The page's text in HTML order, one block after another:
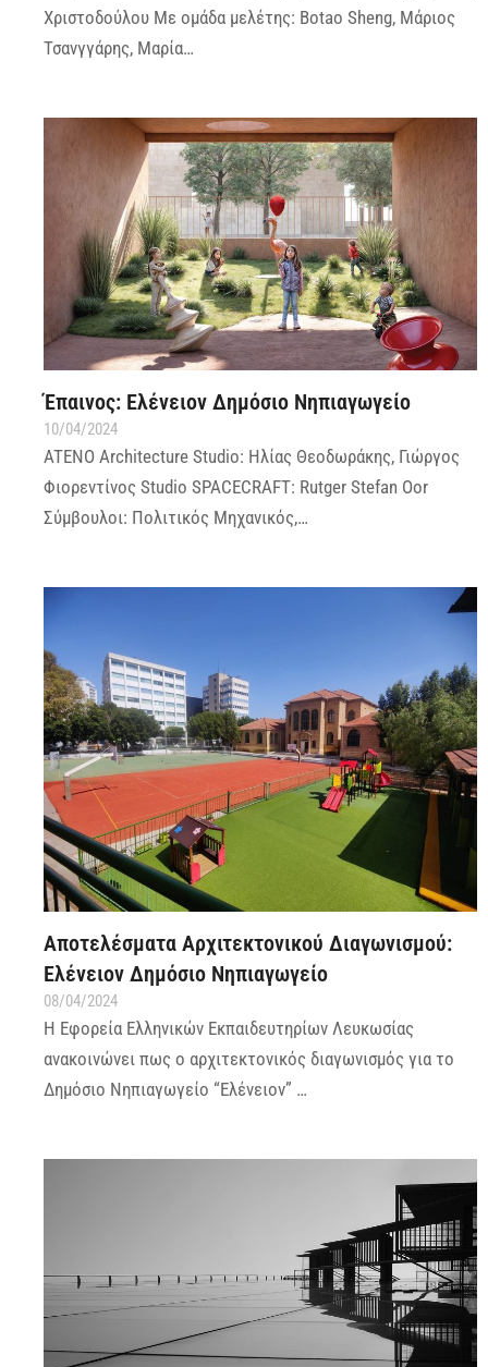
Χριστοδούλου Με ομάδα μελέτης: Botao Sheng, Μάριος
Τσανγγάρης, Μαρία…
Έπαινος: Ελένειον Δημόσιο Νηπιαγωγείο
10/04/2024
ATENO Architecture Studio: Ηλίας Θεοδωράκης, Γιώργος
Φιορεντίνος Studio SPACECRAFT: Rutger Stefan Oor
Σύμβουλοι: Πολιτικός Μηχανικός,…
Aποτελέσματα Αρχιτεκτονικού Διαγωνισμού:
Ελένειον Δημόσιο Νηπιαγωγείο
08/04/2024
Η Εφορεία Ελληνικών Εκπαιδευτηρίων Λευκωσίας
ανακοινώνει πως ο αρχιτεκτονικός διαγωνισμός για το
Δημόσιο Νηπιαγωγείο “Ελένειον” …